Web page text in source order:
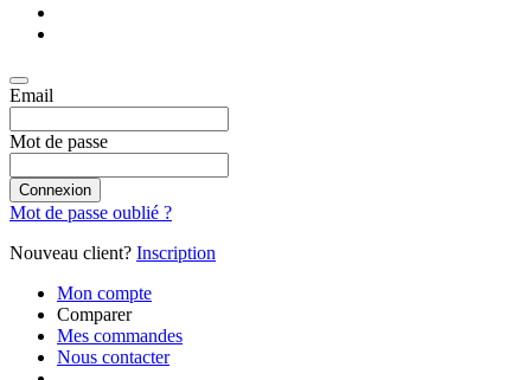
Email
Mot de passe
Connexion
Mot de passe oublié ?
Nouveau client? Inscription
Mon compte
Comparer
Mes commandes
Nous contacter